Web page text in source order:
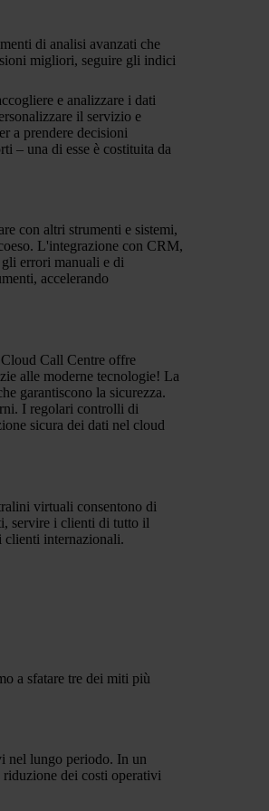
di analisi avanzati che
migliori, seguire gli indici
e analizzare i dati
il servizio e
a prendere decisioni
– una di esse è costituita da
con altri strumenti e sistemi,
L'integrazione con CRM,
errori manuali e di
accelerando
Call Centre offre
alle moderne tecnologie! La
garantiscono la sicurezza.
I regolari controlli di
sicura dei dati nel cloud
virtuali consentono di
servire i clienti di tutto il
clienti internazionali.
a sfatare tre dei miti più
nel lungo periodo. In un
dei costi operativi